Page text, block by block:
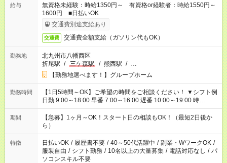
給与
無資格未経験：時給1350円～ 有資格or経験者：時給1550円～
1600円 ■日払いOK
交通費別途支給あり
交通費 交通費全額支給（ガソリン代もOK）
勤務地
北九州市八幡西区
折尾駅 / 三ケ森駅 / 熊西駅 / …
【勤務地選べます！】グループホーム
勤務時間
【1日5時間～OK】ご希望の時間をご相談ください！ ▼シフト例
日勤 9:00～18:00 早番 7:00～16:00 遅番 10:00～19:00 時
短 10:00～15:00 上記はあくまで一例です。 「夕方までには帰宅
しておきたい」 「朝はゆっくりのスタートがいい」 「お昼の時
間を有効に使いたい」 など、ご希望があれば教えてください
ね。
期間
【急募】1ヶ月～OK！スタート日の相談もOK！（最短2日後か
ら）
特徴 日払いOK / 履歴書不要 / 40～50代活躍中 / 副業・WワークOK /
服装自由 / シフト勤務 / 10名以上の大量募集 / 電話対応なし / パ
ソコンスキル不要